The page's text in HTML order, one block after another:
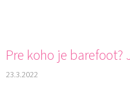
Pre koho je barefoot?
23.3.2022